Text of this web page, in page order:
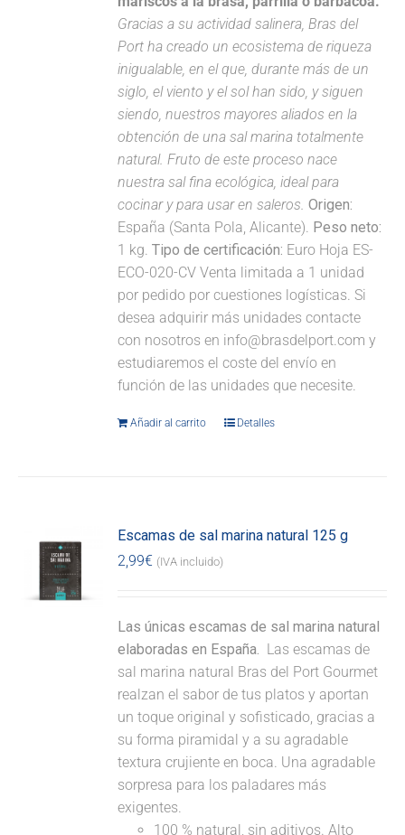
Gracias a su actividad salinera, Bras del
Port ha creado un ecosistema de riqueza
inigualable, en el que, durante más de un
siglo, el viento y el sol han sido, y siguen
siendo, nuestros mayores aliados en la
obtención de una sal marina totalmente
natural. Fruto de este proceso nace
nuestra sal fina ecológica, ideal para
cocinar y para usar en saleros. Origen:
España (Santa Pola, Alicante). Peso neto:
1 kg.Tipo de certificación: Euro Hoja ES-
ECO-020-CV Venta limitada a 1 unidad
por pedido por cuestiones logísticas. Si
desea adquirir más unidades contacte
con nosotros en info@brasdelport.com y
estudiaremos el coste del envío en
función de las unidades que necesite.
Añadir al carrito Detalles
Escamas de sal marina natural 125 g
2,99€ (IVA incluido)
Las únicas escamas de sal marina natural
elaboradas en España. Las escamas de
sal marina natural Bras del Port Gourmet
realzan el sabor de tus platos y aportan
un toque original y sofisticado, gracias a
su forma piramidal y a su agradable
textura crujiente en boca. Una agradable
sorpresa para los paladares más
exigentes.
100 % natural, sin aditivos. Alto